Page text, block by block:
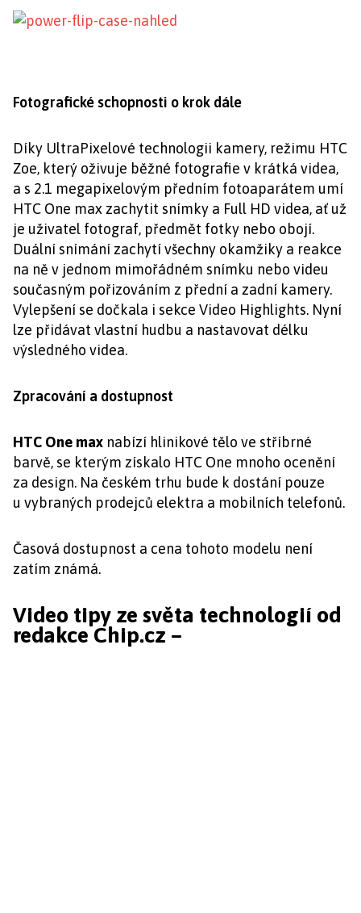
Fotografické schopnosti o krok dále
Díky UltraPixelové technologii kamery, režimu HTC
Zoe, který oživuje běžné fotografie v krátká videa,
a s 2.1 megapixelovým předním fotoaparátem umí
HTC One max zachytit snímky a Full HD videa, ať už
je uživatel fotograf, předmět fotky nebo obojí.
Duální snímání zachytí všechny okamžiky a reakce
na ně v jednom mimořádném snímku nebo videu
současným pořizováním z přední a zadní kamery.
Vylepšení se dočkala i sekce Video Highlights. Nyní
lze přidávat vlastní hudbu a nastavovat délku
výsledného videa.
Zpracování a dostupnost
HTC One max nabízí hlinikové tělo ve stříbrné
barvě, se kterým získalo HTC One mnoho ocenění
za design. Na českém trhu bude k dostání pouze
u vybraných prodejců elektra a mobilních telefonů.
Časová dostupnost a cena tohoto modelu není
zatím známá.
Video tipy ze světa technologií od
redakce Chip.cz –